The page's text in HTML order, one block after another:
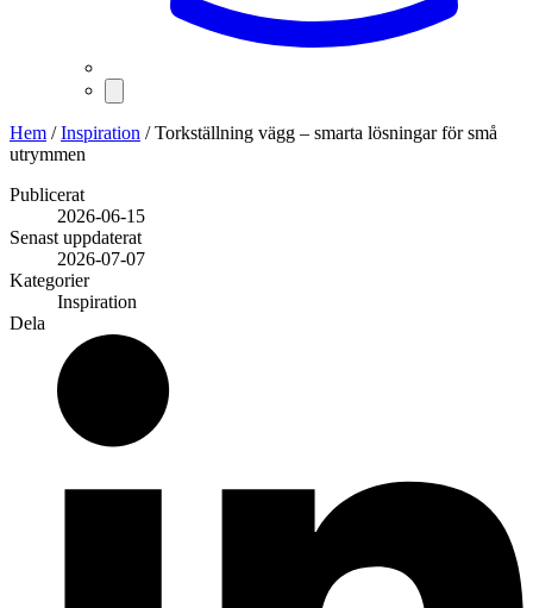
Hem /Inspiration /Torkställning vägg – smarta lösningar för små
utrymmen
Publicerat
2026-06-15
Senast uppdaterat
2026-07-07
Kategorier
Inspiration
Dela